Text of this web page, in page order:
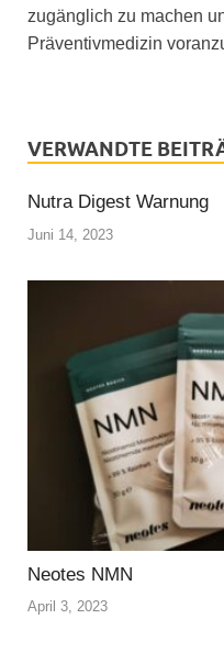
zugänglich zu machen
Präventivmedizin
VERWANDTE
Nutra Digest Warnung
Juni 14, 2023
Neotes NMN
April 3, 2023